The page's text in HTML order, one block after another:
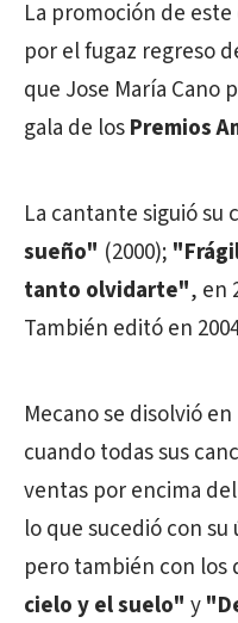
La promoción de
por el fugaz regreso
que Jose María Cano
gala de losPremios
La cantante siguió su
sueño" (2000);
tanto olvidarte", en
También editó en
Mecano se disolvió
cuando todas sus
ventas por encima
lo que sucedió con
pero también con los
cielo y el suelo" y